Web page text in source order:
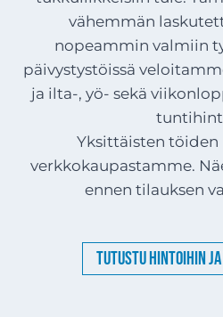
vähemmän
nopeammin valmiin
päivystystöissä
ja ilta-, yö- sekä
Yksittäisten
verkkokaupastamme.
ennen tilauksen
Tutustu hintoihin